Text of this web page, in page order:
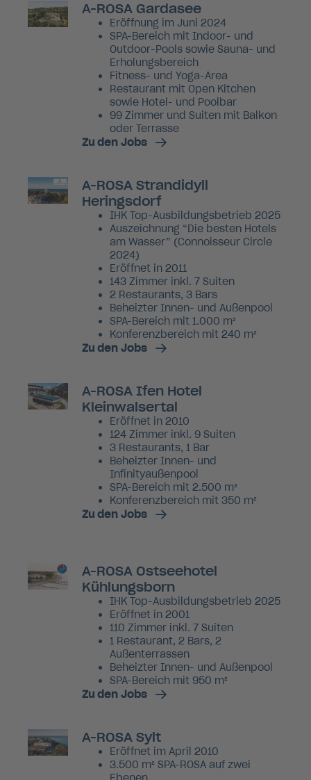
A-ROSA Gardasee
Eröffnung im Juni 2024
SPA-Bereich mit Indoor- und
Outdoor-Pools sowie Sauna- und
Erholungsbereich
Fitness- und Yoga-Area
Restaurant mit Open Kitchen
sowie Hotel- und Poolbar
99 Zimmer und Suiten mit Balkon
oder Terrasse
Zu den Jobs
A-ROSA Strandidyll
Heringsdorf
IHK Top-Ausbildungsbetrieb 2025
Auszeichnung “Die besten Hotels
am Wasser” (Connoisseur Circle
2024)
Eröffnet in 2011
143 Zimmer inkl. 7 Suiten
2 Restaurants, 3 Bars
Beheizter Innen- und Außenpool
SPA-Bereich mit 1.000 m²
Konferenzbereich mit 240 m²
Zu den Jobs
A-ROSA Ifen Hotel
Kleinwalsertal
Eröffnet in 2010
124 Zimmer inkl. 9 Suiten
3 Restaurants, 1 Bar
Beheizter Innen- und
Infinityaußenpool
SPA-Bereich mit 2.500 m²
Konferenzbereich mit 350 m²
Zu den Jobs
A-ROSA Ostseehotel
Kühlungsborn
IHK Top-Ausbildungsbetrieb 2025
Eröffnet in 2001
110 Zimmer inkl. 7 Suiten
1 Restaurant, 2 Bars, 2
Außenterrassen
Beheizter Innen- und Außenpool
SPA-Bereich mit 950 m²
Zu den Jobs
A-ROSA Sylt
Eröffnet im April 2010
3.500 m² SPA-ROSA auf zwei